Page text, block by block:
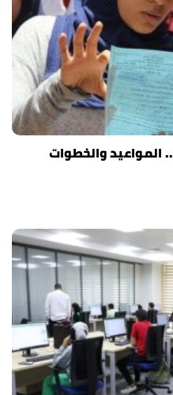
تظلمات الثانوية العامة 2026.. المواعيد والخطوات